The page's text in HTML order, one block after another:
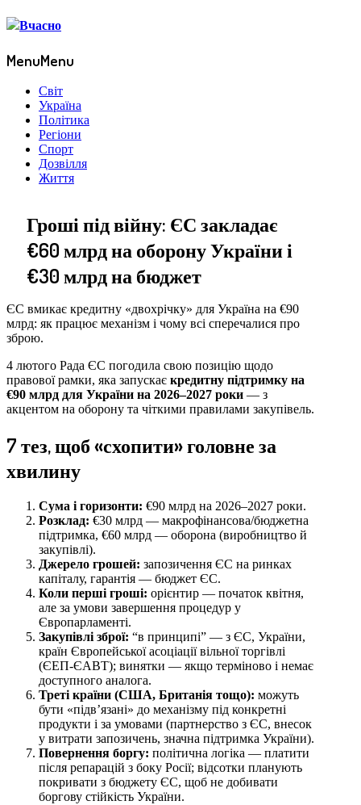
MenuMenu
Світ
Україна
Політика
Регіони
Спорт
Дозвілля
Життя
Гроші під війну: ЄС закладає
€60 млрд на оборону України і
€30 млрд на бюджет
ЄС вмикає кредитну «двохрічку» для Україна на €90
млрд: як працює механізм і чому всі сперечалися про
зброю.
4 лютого Рада ЄС погодила свою позицію щодо
правової рамки, яка запускає кредитну підтримку на
€90 млрд для України на 2026–2027 роки — з
акцентом на оборону та чіткими правилами закупівель.
7 тез, щоб «схопити» головне за
хвилину
Сума і горизонти: €90 млрд на 2026–2027 роки.
Розклад: €30 млрд — макрофінансова/бюджетна
підтримка, €60 млрд — оборона (виробництво й
закупівлі).
Джерело грошей: запозичення ЄС на ринках
капіталу, гарантія — бюджет ЄС.
Коли перші гроші: орієнтир — початок квітня,
але за умови завершення процедур у
Європарламенті.
Закупівлі зброї: “в принципі” — з ЄС, України,
країн Європейської асоціації вільної торгівлі
(ЄЕП-ЄАВТ); винятки — якщо терміново і немає
доступного аналога.
Треті країни (США, Британія тощо): можуть
бути «підв’язані» до механізму під конкретні
продукти і за умовами (партнерство з ЄС, внесок
у витрати запозичень, значна підтримка України).
Повернення боргу: політична логіка — платити
після репарацій з боку Росії; відсотки планують
покривати з бюджету ЄС, щоб не добивати
боргову стійкість України.